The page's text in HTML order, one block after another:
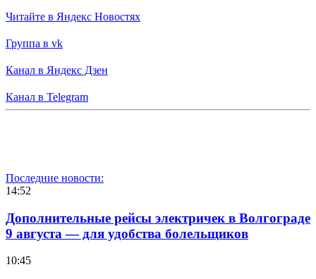
Читайте в Яндекс Новостях
Группа в vk
Канал в Яндекс Дзен
Канал в Telegram
Последние новости:
14:52
Дополнительные рейсы электричек в Волгограде
9 августа — для удобства болельщиков
10:45